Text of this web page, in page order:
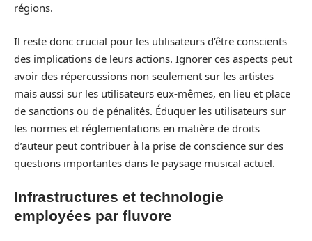
régions.
Il reste donc crucial pour les utilisateurs d’être conscients
des implications de leurs actions. Ignorer ces aspects peut
avoir des répercussions non seulement sur les artistes
mais aussi sur les utilisateurs eux-mêmes, en lieu et place
de sanctions ou de pénalités. Éduquer les utilisateurs sur
les normes et réglementations en matière de droits
d’auteur peut contribuer à la prise de conscience sur des
questions importantes dans le paysage musical actuel.
Infrastructures et technologie
employées par fluvore